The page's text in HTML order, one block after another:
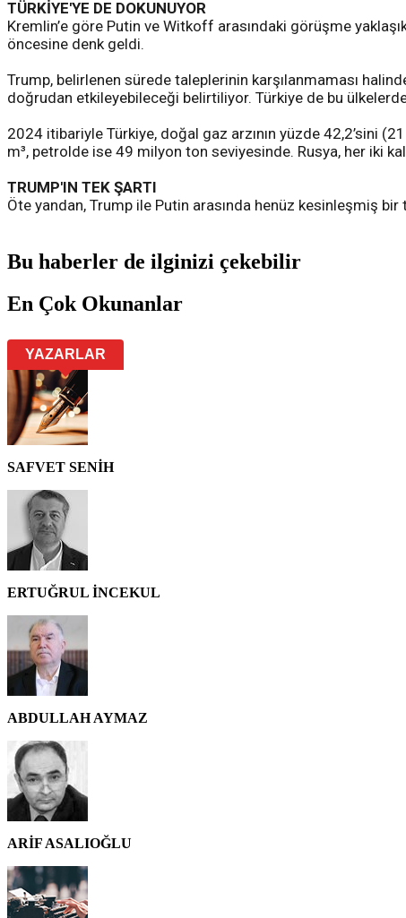
TÜRKİYE'YE DE DOKUNUYOR
Kremlin’e göre Putin ve Witkoff arasındaki görüşme
öncesine denk geldi.
Trump, belirlenen sürede taleplerinin karşılanmaması
doğrudan etkileyebileceği belirtiliyor. Türkiye de bu
2024 itibariyle Türkiye, doğal gaz arzının yüzde 42,2’sini
m³, petrolde ise 49 milyon ton seviyesinde. Rusya, her iki
TRUMP'IN TEK ŞARTI
Öte yandan, Trump ile Putin arasında henüz kesinleşmiş
Bu haberler de ilginizi çekebilir
En Çok Okunanlar
YAZARLAR
SAFVET SENİH
ERTUĞRUL İNCEKUL
ABDULLAH AYMAZ
ARİF ASALIOĞLU